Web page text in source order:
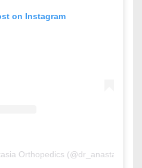
on Instagram
Orthopedics